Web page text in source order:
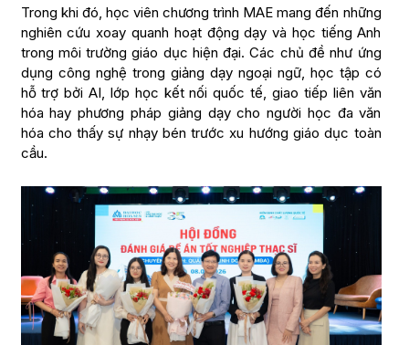
Trong khi đó, học viên chương trình MAE mang đến những
nghiên cứu xoay quanh hoạt động dạy và học tiếng Anh
trong môi trường giáo dục hiện đại. Các chủ đề như ứng
dụng công nghệ trong giảng dạy ngoại ngữ, học tập có
hỗ trợ bởi AI, lớp học kết nối quốc tế, giao tiếp liên văn
hóa hay phương pháp giảng dạy cho người học đa văn
hóa cho thấy sự nhạy bén trước xu hướng giáo dục toàn
cầu.